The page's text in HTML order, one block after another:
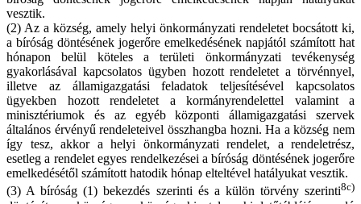
vesztik.
(2) Az a község, amely helyi önkormányzati rendeletet bocsátott ki,
a bíróság döntésének jogerőre emelkedésének napjától számított hat
hónapon belül köteles a területi önkormányzati tevékenység
gyakorlásával kapcsolatos ügyben hozott rendeletet a törvénnyel,
illetve az államigazgatási feladatok teljesítésével kapcsolatos
ügyekben hozott rendeletet a kormányrendelettel valamint a
minisztériumok és az egyéb központi államigazgatási szervek
általános érvényű rendeleteivel összhangba hozni. Ha a község nem
így tesz, akkor a helyi önkormányzati rendelet, a rendeletrész,
esetleg a rendelet egyes rendelkezései a bíróság döntésének jogerőre
emelkedésétől számított hatodik hónap elteltével hatályukat vesztik.
(3) A bíróság (1) bekezdés szerinti és a külön törvény szerinti8c)